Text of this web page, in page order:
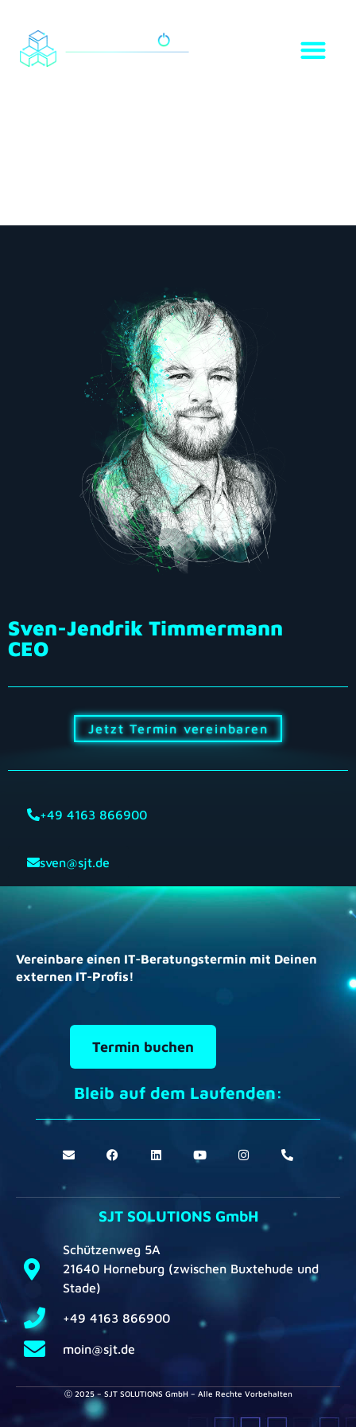
Sven-Jendrik Timmermann
CEO
Jetzt Termin vereinbaren
+49 4163 866900
sven@sjt.de
Vereinbare einen IT-Beratungstermin mit Deinen
externen IT-Profis!
Termin buchen
Bleib auf dem Laufenden:
SJT SOLUTIONS GmbH
Schützenweg 5A
21640 Horneburg (zwischen Buxtehude und
Stade)
+49 4163 866900
moin@sjt.de
Ⓒ 2025 – SJT SOLUTIONS GmbH – Alle Rechte Vorbehalten